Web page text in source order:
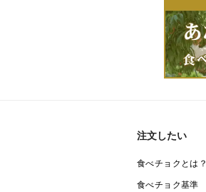
注文したい
食べチョクとは？
食べチョク基準